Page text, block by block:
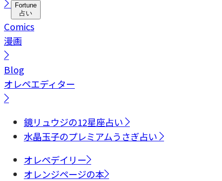
Fortune
占い
Comics
漫画
Blog
オレペエディター
鏡リュウジの12星座占い
水晶玉子のプレミアムうさぎ占い
オレペデイリー
オレンジページの本